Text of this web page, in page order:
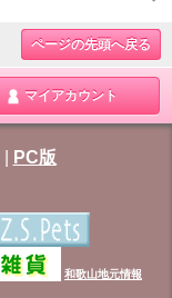
ページの先頭へ戻る
マイアカウント
PC版
和歌山地元情報